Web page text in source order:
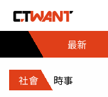
最新
社會 時事